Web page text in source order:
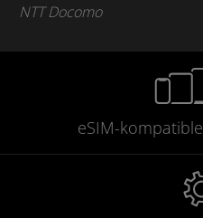
NTT Docomo
eSIM-kompatible